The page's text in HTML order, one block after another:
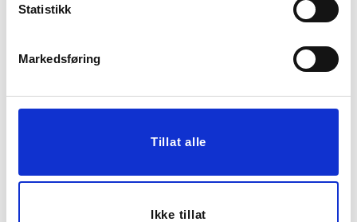
Statistikk
Markedsføring
Tillat alle
Ikke tillat
KJØP